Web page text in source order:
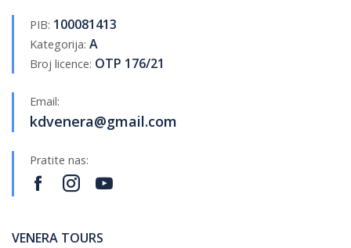
PIB: 100081413
Kategorija: A
Broj licence: OTP 176/21
Email:
kdvenera@gmail.com
Pratite nas:
VENERA TOURS